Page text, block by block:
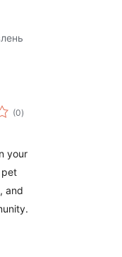
(0загальний
рейтинг
)
your
pet
and